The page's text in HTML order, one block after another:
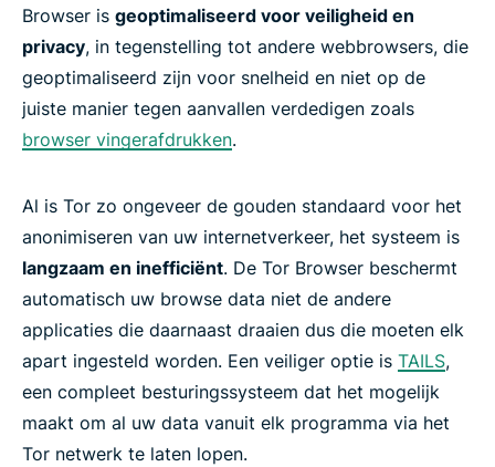
Browser is geoptimaliseerd voor veiligheid en
privacy, in tegenstelling tot andere webbrowsers, die
geoptimaliseerd zijn voor snelheid en niet op de
juiste manier tegen aanvallen verdedigen zoals
browser vingerafdrukken.
Al is Tor zo ongeveer de gouden standaard voor het
anonimiseren van uw internetverkeer, het systeem is
langzaam en inefficiënt. De Tor Browser beschermt
automatisch uw browse data niet de andere
applicaties die daarnaast draaien dus die moeten elk
apart ingesteld worden. Een veiliger optie is TAILS,
een compleet besturingssysteem dat het mogelijk
maakt om al uw data vanuit elk programma via het
Tor netwerk te laten lopen.